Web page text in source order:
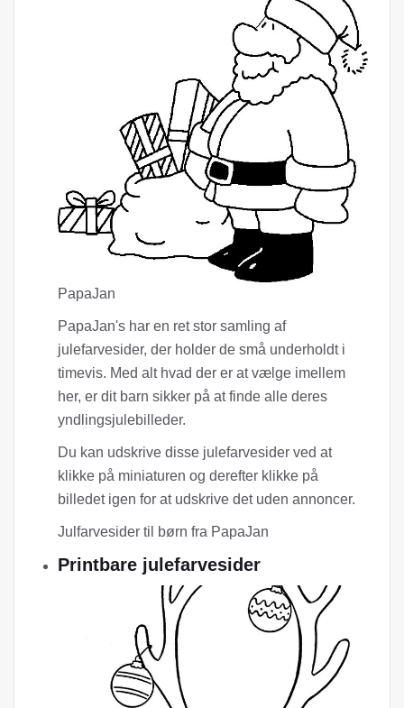
PapaJan
PapaJan's har en ret stor samling af
julefarvesider, der holder de små underholdt i
timevis. Med alt hvad der er at vælge imellem
her, er dit barn sikker på at finde alle deres
yndlingsjulebilleder.
Du kan udskrive disse julefarvesider ved at
klikke på miniaturen og derefter klikke på
billedet igen for at udskrive det uden annoncer.
Julfarvesider til børn fra PapaJan
Printbare julefarvesider